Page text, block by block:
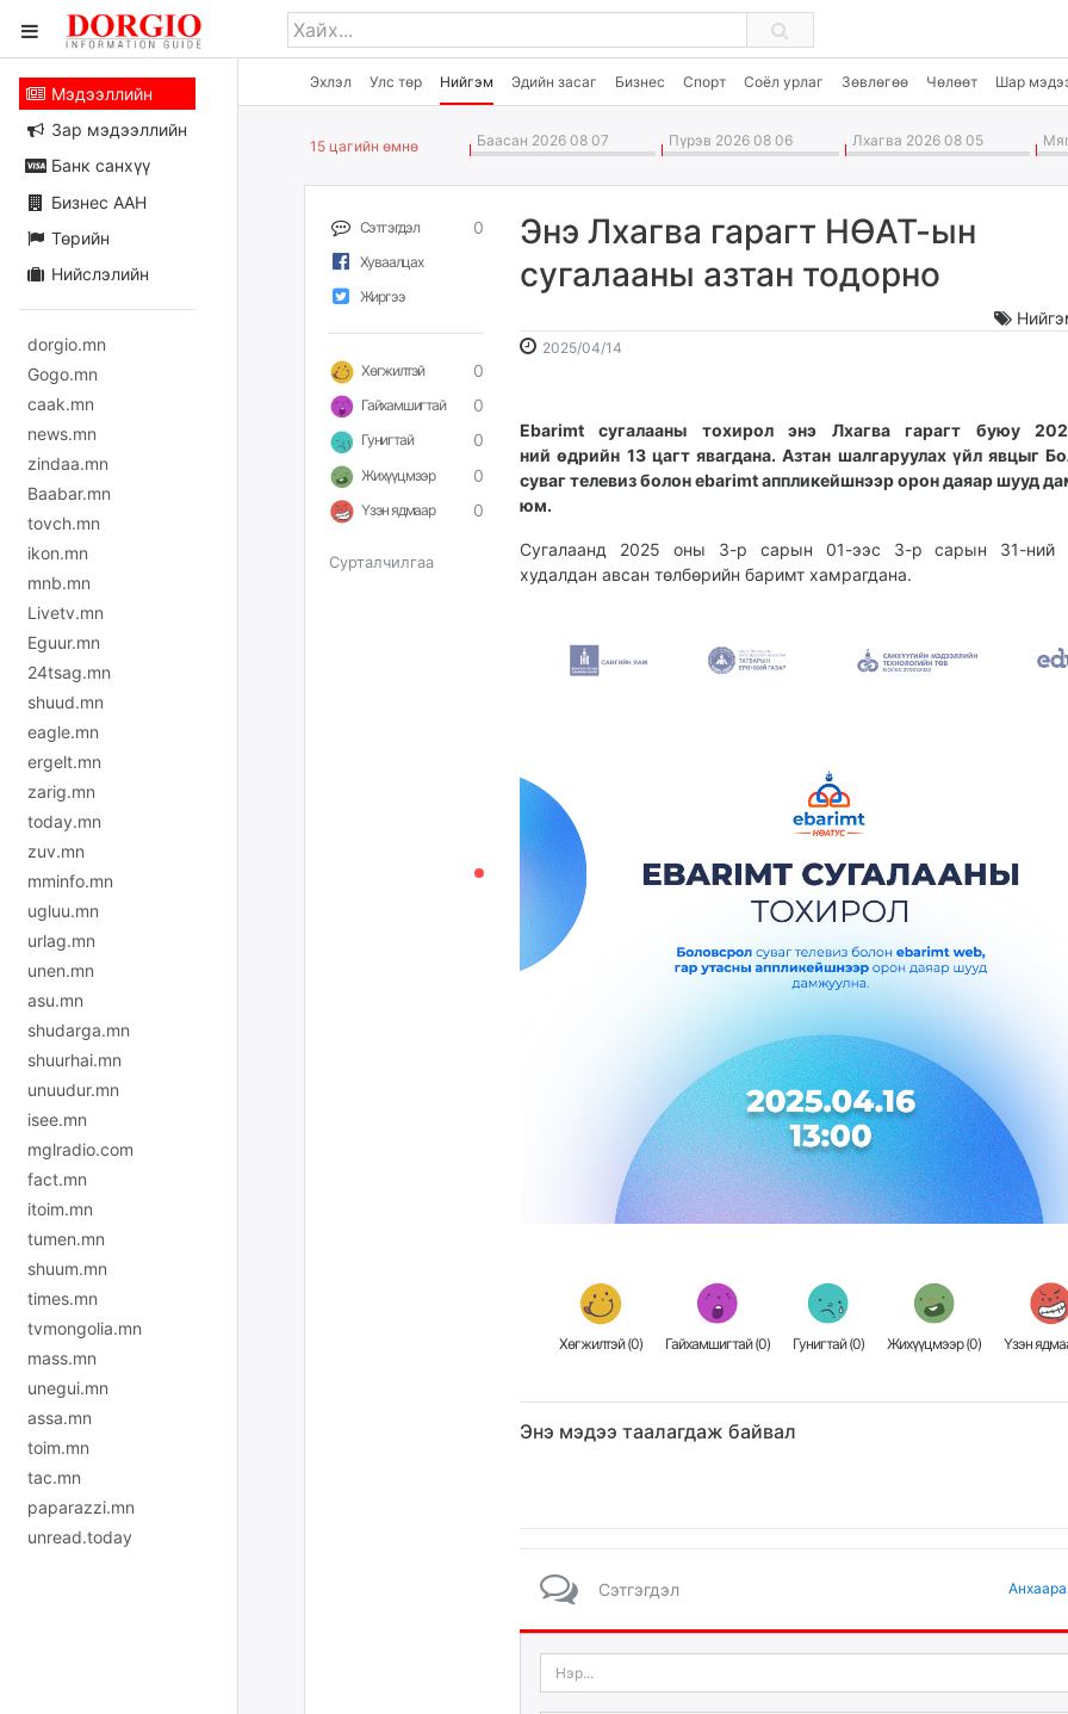
Эхлэл Улс төр Нийгэм Эдийн засаг Бизнес Спорт Соёл урлаг Зөвлөгөө Чөлөөт Шар
Мэдээллийн
Зар мэдээллийн
Банк санхүү
Бизнес ААН
Төрийн
Нийслэлийн
dorgio.mn
Gogo.mn
caak.mn
news.mn
zindaa.mn
Baabar.mn
tovch.mn
ikon.mn
mnb.mn
Livetv.mn
Eguur.mn
24tsag.mn
shuud.mn
eagle.mn
ergelt.mn
zarig.mn
today.mn
zuv.mn
mminfo.mn
ugluu.mn
urlag.mn
unen.mn
asu.mn
shudarga.mn
shuurhai.mn
unuudur.mn
isee.mn
mglradio.com
fact.mn
itoim.mn
tumen.mn
shuum.mn
times.mn
tvmongolia.mn
mass.mn
unegui.mn
assa.mn
toim.mn
tac.mn
paparazzi.mn
unread.today
15 цагийн өмнө Баасан 2026 08 07 Пүрэв 2026 08 06 Лхагва 2026 08 05
Сэтгэгдэл 0
Хуваалцах
Жиргээ
Хөгжилтэй 0
Гайхамшигтай 0
Гунигтай 0
Жихүүцмээр 0
Үзэн ядмаар 0
Сурталчилгаа
Энэ Лхагва гарагт НӨАТ-ын
сугалааны азтан тодорно
2025/04/14
11:33:02
06:52:19
Ebarimt сугалааны тохирол энэ Лхагва гарагт буюу
ний өдрийн 13 цагт явагдана. Азтан шалгаруулах үйл явцыг
суваг телевиз болон ebarimt аппликейшнээр орон даяар шууд
юм.
Сугалаанд 2025 оны 3-р сарын 01-ээс 3-р сарын 31-ний
худалдан авсан төлбөрийн баримт хамрагдана.
Хөгжилтэй (0) Гайхамшигтай (0) Гунигтай (0) Жихүүцмээр (0) Үзэн
Энэ мэдээ таалагдаж байвал
Сэтгэгдэл